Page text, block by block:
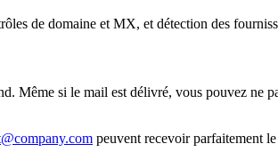
de domaine et MX, et détection des
Même si le mail est délivré, vous pouvez ne
peuvent recevoir parfaitement